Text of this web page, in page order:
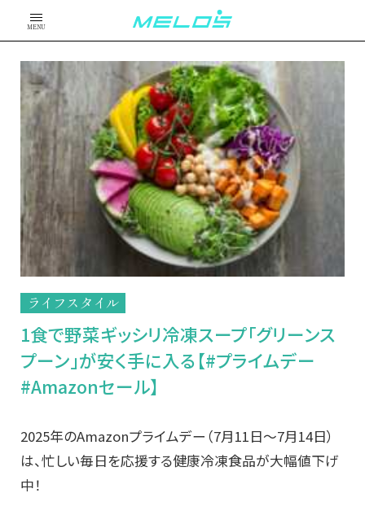
MENU
ライフスタイル
1食で野菜ギッシリ冷凍スープ「グリーンス
プーン」が安く手に入る【#プライムデー
#Amazonセール】
2025年のAmazonプライムデー（7月11日～7月14日）
は、忙しい毎日を応援する健康冷凍食品が大幅値下げ
中！